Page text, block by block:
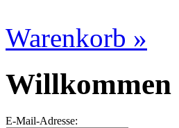
Warenkorb »
Willkommen
E-Mail-Adresse: